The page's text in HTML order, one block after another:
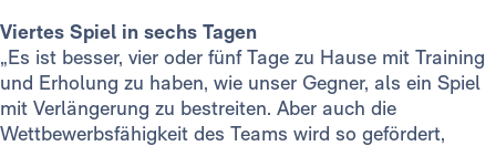
Viertes Spiel in sechs Tagen
„Es ist besser, vier oder fünf Tage zu Hause mit Training
und Erholung zu haben, wie unser Gegner, als ein Spiel
mit Verlängerung zu bestreiten. Aber auch die
Wettbewerbsfähigkeit des Teams wird so gefördert,